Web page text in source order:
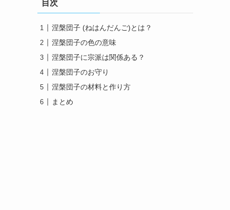
目次
涅槃団子 (ねはんだんご)とは？
涅槃団子の色の意味
涅槃団子に宗派は関係ある？
涅槃団子のお守り
涅槃団子の材料と作り方
まとめ